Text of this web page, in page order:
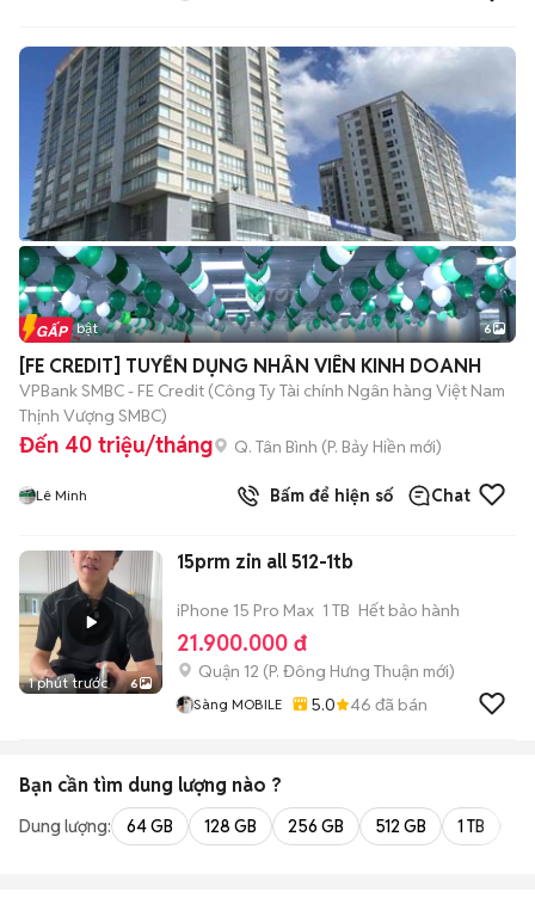
+2
Tin nổi bật 6
[FE CREDIT] TUYỂN DỤNG NHÂN VIÊN KINH DOANH
VPBank SMBC - FE Credit (Công Ty Tài chính Ngân hàng Việt Nam
Thịnh Vượng SMBC)
Đến 40 triệu/tháng Q. Tân Bình (P. Bảy Hiền mới)
Lê Minh Bấm để hiện số Chat
1 phút trước 6
15prm zin all 512-1tb
iPhone 15 Pro Max 1 TB Hết bảo hành
21.900.000 đ
Quận 12 (P. Đông Hưng Thuận mới)
Sàng MOBILE 5.0 46 đã bán
Bạn cần tìm dung lượng nào ?
Dung lượng: 64 GB 128 GB 256 GB 512 GB 1 TB